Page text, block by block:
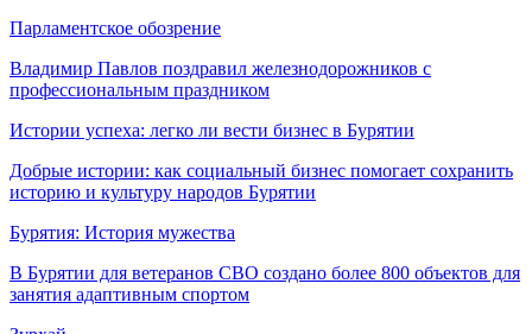
Парламентское обозрение
Владимир Павлов поздравил железнодорожников с
профессиональным праздником
Истории успеха: легко ли вести бизнес в Бурятии
Добрые истории: как социальный бизнес помогает сохранить
историю и культуру народов Бурятии
Бурятия: История мужества
В Бурятии для ветеранов СВО создано более 800 объектов для
занятия адаптивным спортом